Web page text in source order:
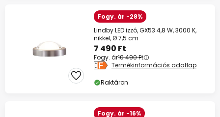
Fogy. ár -28%
Lindby LED izzó, GX53 4,8 W, 3000 K,
nikkel, Ø 7,5 cm
7 490 Ft
Fogy. ár10 490 Ft
Termékinformációs adatlap
Raktáron
Fogy. ár -16%